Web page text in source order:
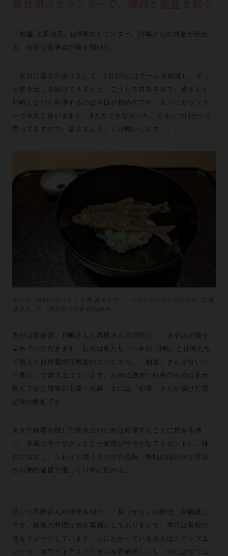
真骨頂のカウンターで、関西と能登を繋ぐ
『柏屋 北新地店』は8席のカウンター。川嶋さんの熱量が伝わ
る、特別な食事会が幕を開けた。
「元日に震災がありまして、1月2日にはチームを結成し、ずっ
と炊き出しを続けてきました。こうして白衣を来て、皆さんと
対峙しながら料理するのは今日が初めてです。久々にカウンタ
ーで本気と言いますか、4カ月できなかったことをぶつけたいと
思ってますので、皆さまよろしくお願いします！」。
先付は稚鮎粥。川嶋さんと髙橋さんの共作だ。「まずはお腹を
温めていただきます。お米は私たち『一本杉 川嶋』と仲間たち
で植えた自然栽培無農薬のコシヒカリ。『柏屋』さんが引いた
一番だしで炊き上げています。お米に混ぜた緑色のものは私が
摘んできた能登の山菜・水蕗。上には『柏屋』さんが揚げた琵
琶湖の稚鮎です」。
あえて輪郭を残して炊き上げた米は咀嚼するごとに甘みを感
じ、水蕗のサクサクッとした食感が軽やかなアクセントに。味
付けはなし。ふわりと漂うカツオの風味、稚鮎のほのかな苦み
がお粥の温度で優しく口中に広がる。
続いて髙橋さんが料理を紹介。「替（かえ）の料理、茶碗蒸し
です。柏屋の料理は色を基調としておりまして、本日は葉桜の
色をイメージしています。上にかかっているあんはスナップエ
ンドウ。ホワイトアスパラガスを茶碗蒸しにし、中には生ウニ